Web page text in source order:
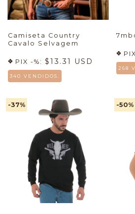
Camiseta Country
Cavalo Selvagem
PIX -%: $13.31 USD
340 VENDIDOS.
268
-37% -50%